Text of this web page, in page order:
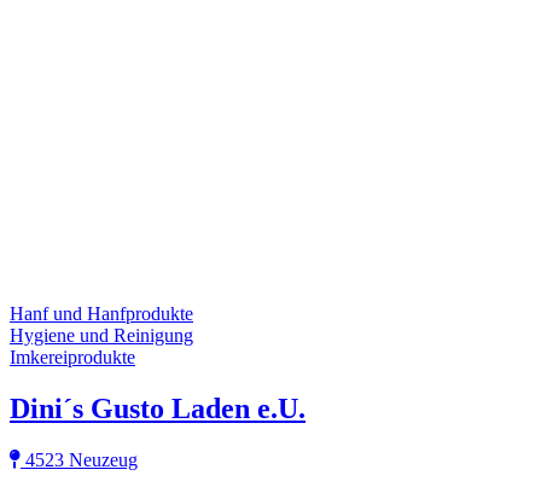
Hanf und Hanfprodukte
Hygiene und Reinigung
Imkereiprodukte
Dini´s Gusto Laden e.U.
4523 Neuzeug